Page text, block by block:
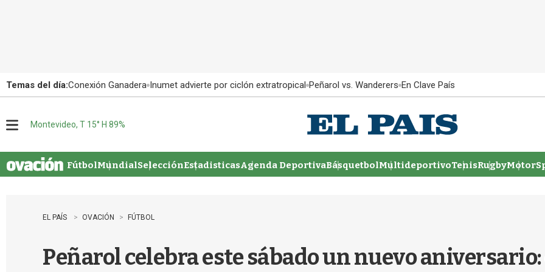
Temas del día:Conexión Ganadera Inumet advierte por ciclón extratropical Peñarol vs. Wanderers En Clave País
u
Montevideo, T 15° H 89%
FútbolMundialSelecciónEstadisticasAgenda DeportivaBásquetbolMultideportivoTenisRugby
EL PAÍS OVACIÓN FÚTBOL
Peñarol celebra este sábado un nuevo